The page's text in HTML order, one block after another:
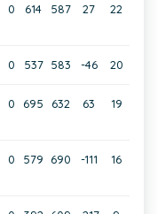
0 614 587 27 22
0 537 583 -46 20
0 695 632 63 19
0 579 690 -111 16